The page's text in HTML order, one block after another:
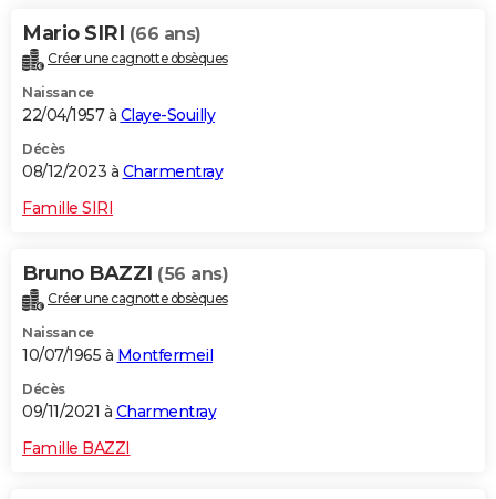
Dictionnaire
Biographies
Citations
Expressions
Proverbes
PROGRAMME TV
COPAINS D'AVANT
S'inscrire
Se connecter
Lycées
Collèges
Primaires
Universités
Entreprises
Service militaire
Avis de recherche
AVIS DE DÉCÈS
Mario SIRI (66 ans)
Créer une cagnotte obsèques
Naissance
22/04/1957 à Claye-Souilly
Décès
08/12/2023 à Charmentray
Famille SIRI
Bruno BAZZI (56 ans)
Créer une cagnotte obsèques
Naissance
10/07/1965 à Montfermeil
Décès
09/11/2021 à Charmentray
Famille BAZZI